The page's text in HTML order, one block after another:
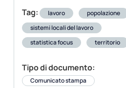
Tag: lavoro
popolazione
sistemi locali del lavoro
statistica focus
territorio
Tipo di documento:
Comunicato stampa